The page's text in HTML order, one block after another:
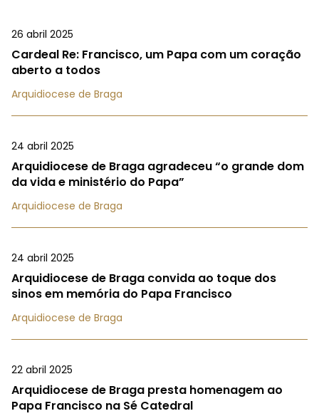
26 abril 2025
Cardeal Re: Francisco, um Papa com um coração
aberto a todos
Arquidiocese de Braga
24 abril 2025
Arquidiocese de Braga agradeceu “o grande dom
da vida e ministério do Papa”
Arquidiocese de Braga
24 abril 2025
Arquidiocese de Braga convida ao toque dos
sinos em memória do Papa Francisco
Arquidiocese de Braga
22 abril 2025
Arquidiocese de Braga presta homenagem ao
Papa Francisco na Sé Catedral